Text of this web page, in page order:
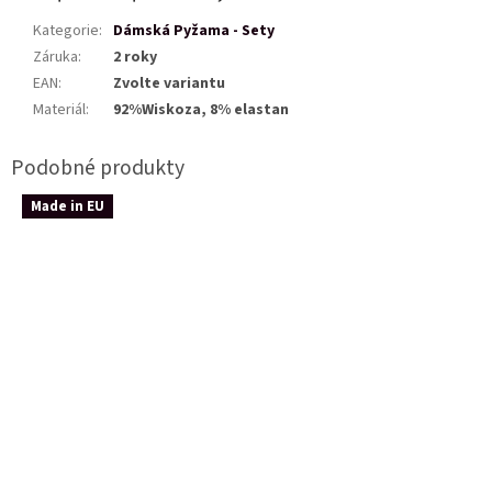
Kategorie: Dámská Pyžama - Sety
Záruka:
2 roky
EAN:
Zvolte variantu
Materiál: 92%Wiskoza, 8% elastan
Made in EU